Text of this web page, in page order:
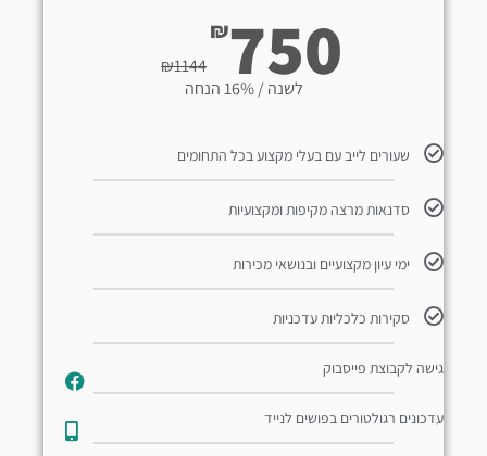
₪1144
₪750
לשנה / 16% הנחה
שעורים לייב עם בעלי מקצוע בכל התחומים
סדנאות מרצה מקיפות ומקצועיות
ימי עיון מקצועיים ובנושאי מכירות
סקירות כלכליות עדכניות
גישה לקבוצת פייסבוק
עדכונים רגולטורים בפושים לנייד​